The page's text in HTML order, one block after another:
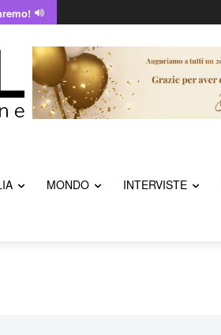
MONDO INTERVISTE